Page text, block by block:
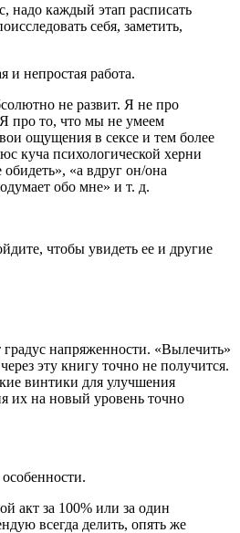
надо каждый этап расписать
себя, заметить,
и непростая работа.
не развит. Я не про
про то, что мы не умеем
ощущения в сексе и тем более
куча психологической херни
«а вдруг он/она
обо мне» и т. д.
чтобы увидеть ее и другие
градус напряженности. «Вылечить»
эту книгу точно не получится.
винтики для улучшения
их на новый уровень точно
акт за 100% или за один
всегда делить, опять же